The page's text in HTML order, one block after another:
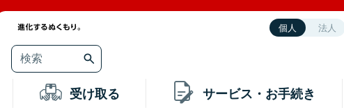
個人 法人
受け取る サービス・お手続き